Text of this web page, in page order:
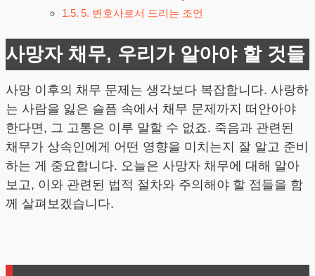
5. 변호사로서 드리는 조언
사망자 채무, 우리가 알아야 할 것들
사망 이후의 채무 문제는 생각보다 복잡합니다. 사랑하
는 사람을 잃은 슬픔 속에서 채무 문제까지 떠안아야
한다면, 그 고통은 이루 말할 수 없죠. 죽음과 관련된
채무가 상속인에게 어떤 영향을 미치는지 잘 알고 준비
하는 게 중요합니다. 오늘은 사망자 채무에 대해 알아
보고, 이와 관련된 법적 절차와 주의해야 할 점들을 함
께 살펴보겠습니다.